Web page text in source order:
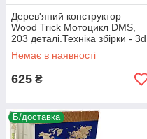
Дерев'яний конструктор
Wood Trick Мотоцикл DMS,
203 деталі.Техніка збірки - 3d
пазл
Немає в наявності
625 ₴
Б/доставка